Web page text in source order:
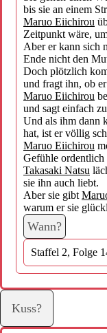
bis sie an einem
Maruo Eiichirou
Zeitpunkt wäre,
Aber er kann sich
Ende nicht den
Doch plötzlich
und fragt ihn, ob
Maruo Eiichirou
und sagt einfach
Und als ihm dann
hat, ist er völlig
Maruo Eiichirou
Gefühle ordentlich
Takasaki Natsu
sie ihn auch liebt.
Aber sie gibt
warum er sie
Wann?
Staffel 2, Folge
Kuss?